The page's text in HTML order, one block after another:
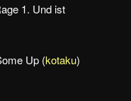
1. Und ist
Up (kotaku)